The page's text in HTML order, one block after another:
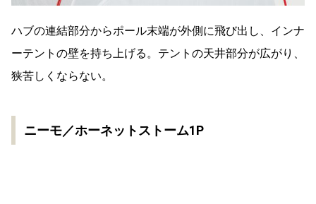
ハブの連結部分からポール末端が外側に飛び出し、インナ
ーテントの壁を持ち上げる。テントの天井部分が広がり、
狭苦しくならない。
ニーモ／ホーネットストーム1P